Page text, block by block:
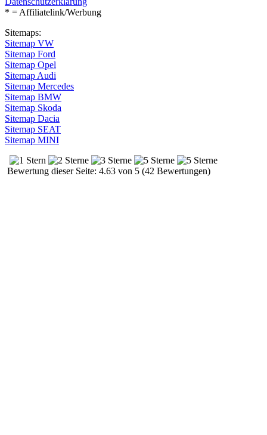
* = Affiliatelink/Werbung
Sitemaps:
Sitemap VW
Sitemap Ford
Sitemap Opel
Sitemap Audi
Sitemap Mercedes
Sitemap BMW
Sitemap Skoda
Sitemap Dacia
Sitemap SEAT
Sitemap MINI
Bewertung dieser Seite: 4.63 von 5 (42 Bewertungen)